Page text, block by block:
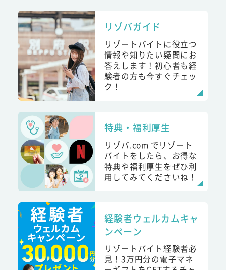
リゾバガイド
リゾートバイトに役立つ
情報や知りたい疑問にお
答えします！初心者も経
験者の方も今すぐチェッ
ク！
特典・福利厚生
リゾバ.com でリゾート
バイトをしたら、お得な
特典や福利厚生をぜひ利
用してみてくださいね！
経験者ウェルカムキャ
ンペーン
リゾートバイト経験者必
見！3万円分の電子マネ